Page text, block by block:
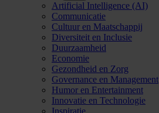
Artificial Intelligence (AI)
Communicatie
Cultuur en Maatschappij
Diversiteit en Inclusie
Duurzaamheid
Economie
Gezondheid en Zorg
Governance en Management
Humor en Entertainment
Innovatie en Technologie
Inspiratie